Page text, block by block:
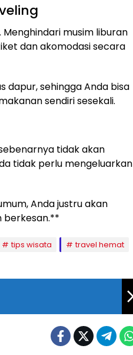
musim liburan
dan akomodasi secara
dapur, sehingga Anda bisa
sendiri sesekali.
tidak akan
tidak perlu mengeluarkan
Anda justru akan
berkesan.**
tips wisata
travel hemat